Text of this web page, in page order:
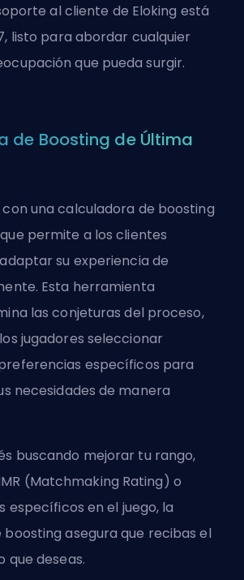
al cliente de Eloking está
listo para abordar cualquier
que pueda surgir.
de Boosting de Última
una calculadora de boosting
permite a los clientes
su experiencia de
Esta herramienta
las conjeturas del proceso,
jugadores seleccionar
específicos para
necesidades de manera
buscando mejorar tu rango,
(Matchmaking Rating) o
específicos en el juego, la
asegura que recibas el
que deseas.